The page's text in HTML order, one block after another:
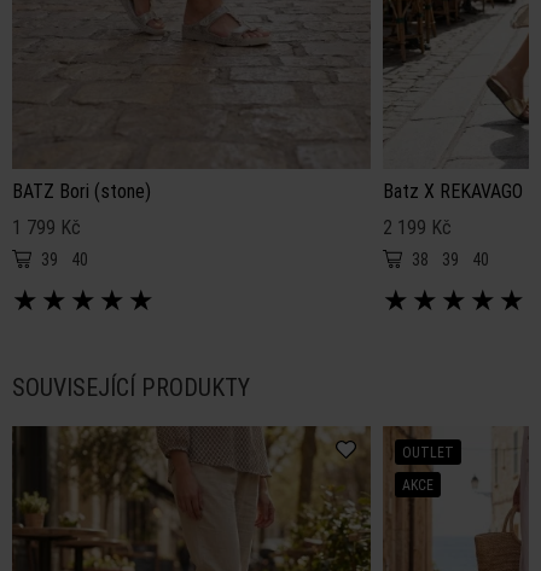
BATZ Bori (stone)
1 799 Kč
39 40
★ ★ ★ ★ ★
Batz X REKAVAGO
2 199 Kč
38 39 40
★ ★ ★ ★ ★
SOUVISEJÍCÍ PRODUKTY
OUTLET
AKCE